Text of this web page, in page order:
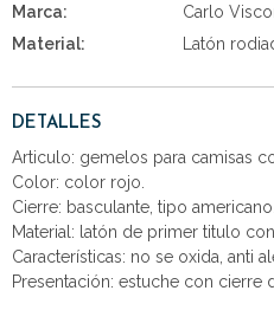
Marca:
Carlo
Material:
Latón
DETALLES
Articulo: gemelos para camisas
Color: color rojo.
Cierre: basculante, tipo americano.
Material: latón de primer titulo
Características: no se oxida, anti
Presentación: estuche con cierre